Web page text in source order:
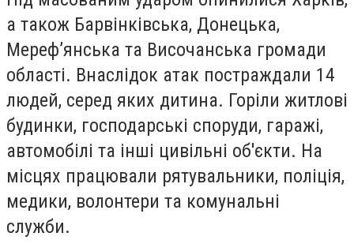
а також Барвінківська, Донецька,
Мереф’янська та Височанська громади
області. Внаслідок атак постраждали 14
людей, серед яких дитина. Горіли житлові
будинки, господарські споруди, гаражі,
автомобілі та інші цивільні об'єкти. На
місцях працювали рятувальники, поліція,
медики, волонтери та комунальні
служби.